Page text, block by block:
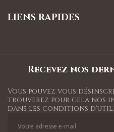
LIENS RAPIDES
Recevez nos
Vous pouvez vous
trouverez pour cela nos
dans les conditions